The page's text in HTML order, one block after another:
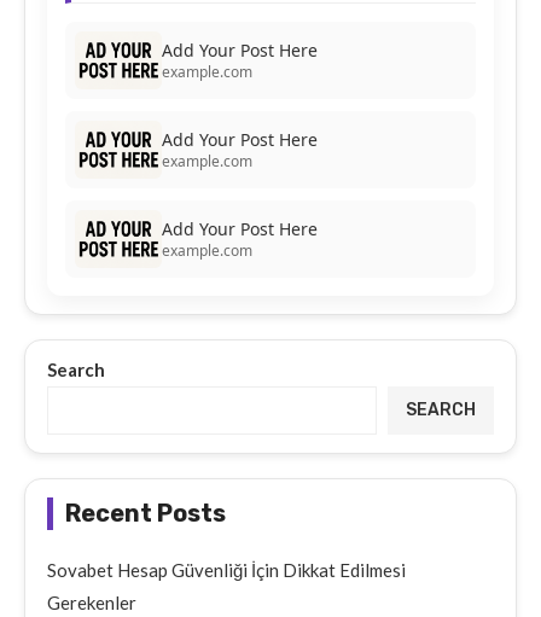
Add Your Post Here
example.com
Add Your Post Here
example.com
Add Your Post Here
example.com
Search
SEARCH
Recent Posts
Sovabet Hesap Güvenliği İçin Dikkat Edilmesi
Gerekenler